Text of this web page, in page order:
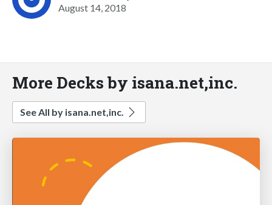
August 14, 2018
More Decks by isana.net,inc.
See All by isana.net,inc.